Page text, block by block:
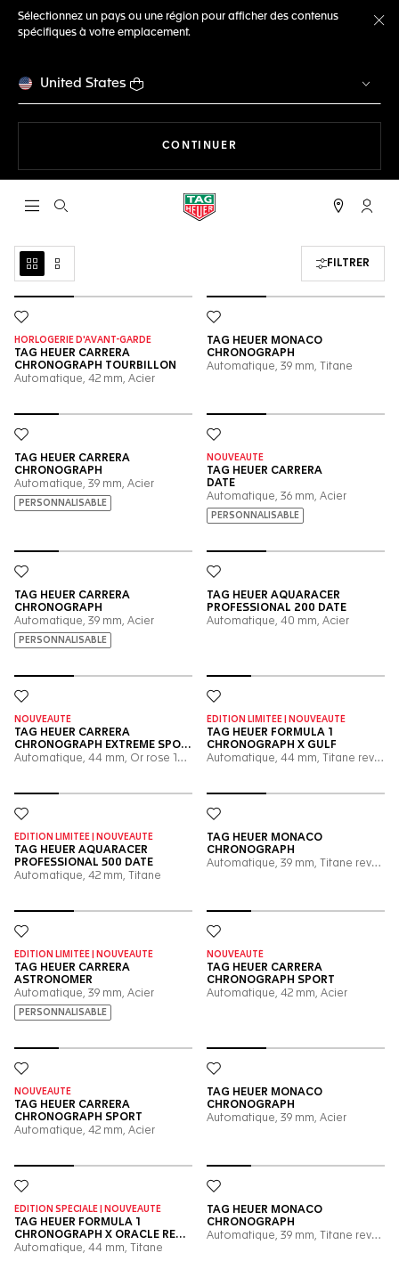
Sélectionnez un pays ou une région pour afficher des contenus
spécifiques à votre emplacement.
United States
CONTINUER
Ouvrir la barre de recherche